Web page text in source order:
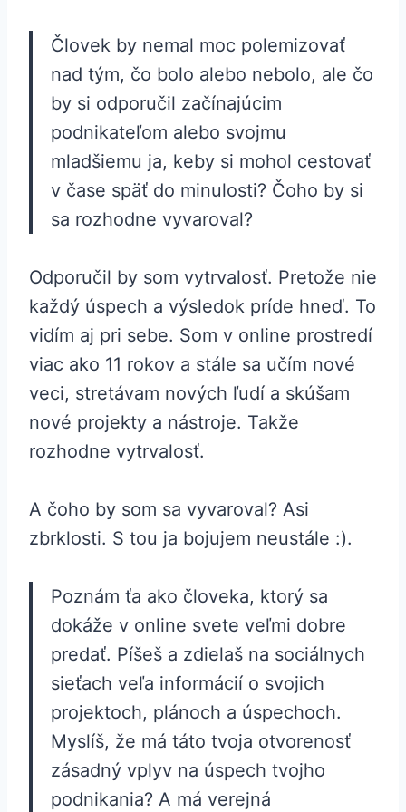
Človek by nemal moc polemizovať
nad tým, čo bolo alebo nebolo, ale čo
by si odporučil začínajúcim
podnikateľom alebo svojmu
mladšiemu ja, keby si mohol cestovať
v čase späť do minulosti? Čoho by si
sa rozhodne vyvaroval?
Odporučil by som vytrvalosť. Pretože nie
každý úspech a výsledok príde hneď. To
vidím aj pri sebe. Som v online prostredí
viac ako 11 rokov a stále sa učím nové
veci, stretávam nových ľudí a skúšam
nové projekty a nástroje. Takže
rozhodne vytrvalosť.
A čoho by som sa vyvaroval? Asi
zbrklosti. S tou ja bojujem neustále :).
Poznám ťa ako človeka, ktorý sa
dokáže v online svete veľmi dobre
predať. Píšeš a zdielaš na sociálnych
sieťach veľa informácií o svojich
projektoch, plánoch a úspechoch.
Myslíš, že má táto tvoja otvorenosť
zásadný vplyv na úspech tvojho
podnikania? A má verejná